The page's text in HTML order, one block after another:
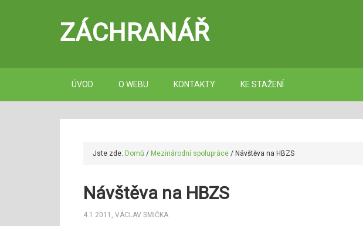
ZÁCHRANÁŘ
ÚVOD O WEBU KONTAKTY KE STAŽENÍ
Jste zde: Domů / Mezinárodní spolupráce / Návštěva na HBZS
Návštěva na HBZS
4.1.2011 , VÁCLAV SMIČKA